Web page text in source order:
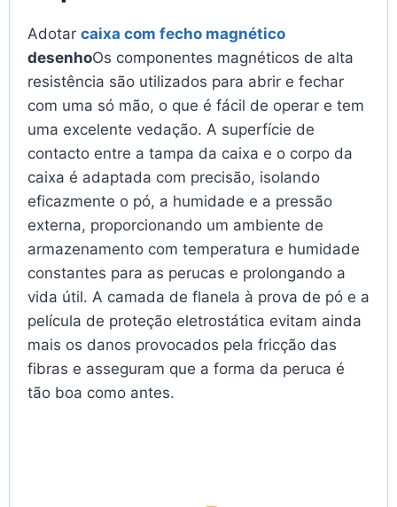
Adotar caixa com fecho magnético
desenhoOs componentes magnéticos de alta
resistência são utilizados para abrir e fechar
com uma só mão, o que é fácil de operar e tem
uma excelente vedação. A superfície de
contacto entre a tampa da caixa e o corpo da
caixa é adaptada com precisão, isolando
eficazmente o pó, a humidade e a pressão
externa, proporcionando um ambiente de
armazenamento com temperatura e humidade
constantes para as perucas e prolongando a
vida útil. A camada de flanela à prova de pó e a
película de proteção eletrostática evitam ainda
mais os danos provocados pela fricção das
fibras e asseguram que a forma da peruca é
tão boa como antes.